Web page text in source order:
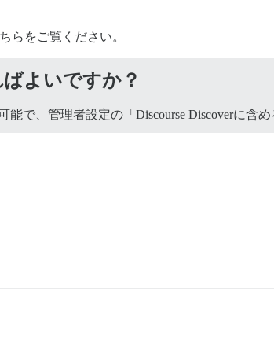
らをご覧ください。
よいですか？
で、管理者設定の「Discourse Discoverに含